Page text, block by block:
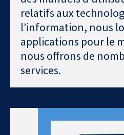
relatifs aux
l’information, nous
applications pour le
nous offrons de
services.